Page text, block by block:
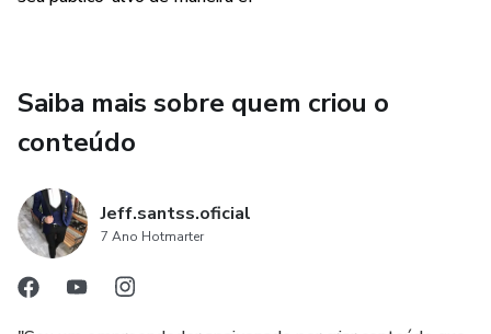
Saiba mais sobre quem criou o
conteúdo
Jeff.santss.oficial
7 Ano Hotmarter